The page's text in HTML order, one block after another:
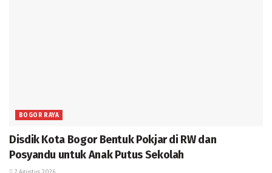
BOGOR RAYA
Disdik Kota Bogor Bentuk Pokjar di RW dan
Posyandu untuk Anak Putus Sekolah